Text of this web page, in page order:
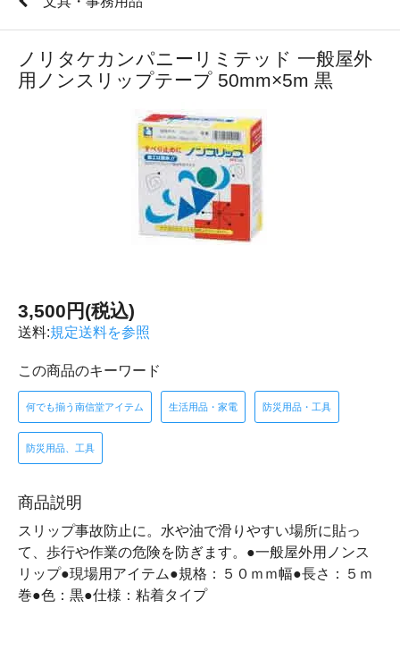
ノリタケカンパニーリミテッド 一般屋外
用ノンスリップテープ 50mm×5m 黒
3,500円(税込)
送料:規定送料を参照
この商品のキーワード
何でも揃う南信堂アイテム 生活用品・家電 防災用品・工具
防災用品、工具
商品説明
スリップ事故防止に。水や油で滑りやすい場所に貼っ
て、歩行や作業の危険を防ぎます。●一般屋外用ノンス
リップ●現場用アイテム●規格：５０ｍｍ幅●長さ：５ｍ
巻●色：黒●仕様：粘着タイプ